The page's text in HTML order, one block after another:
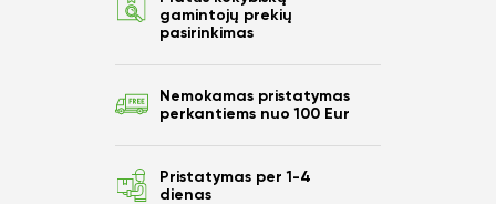
gamintojų prekių
pasirinkimas
Nemokamas pristatymas
perkantiems nuo 100 Eur
Pristatymas per 1-4
dienas
10%
nuo savo užsakymo?